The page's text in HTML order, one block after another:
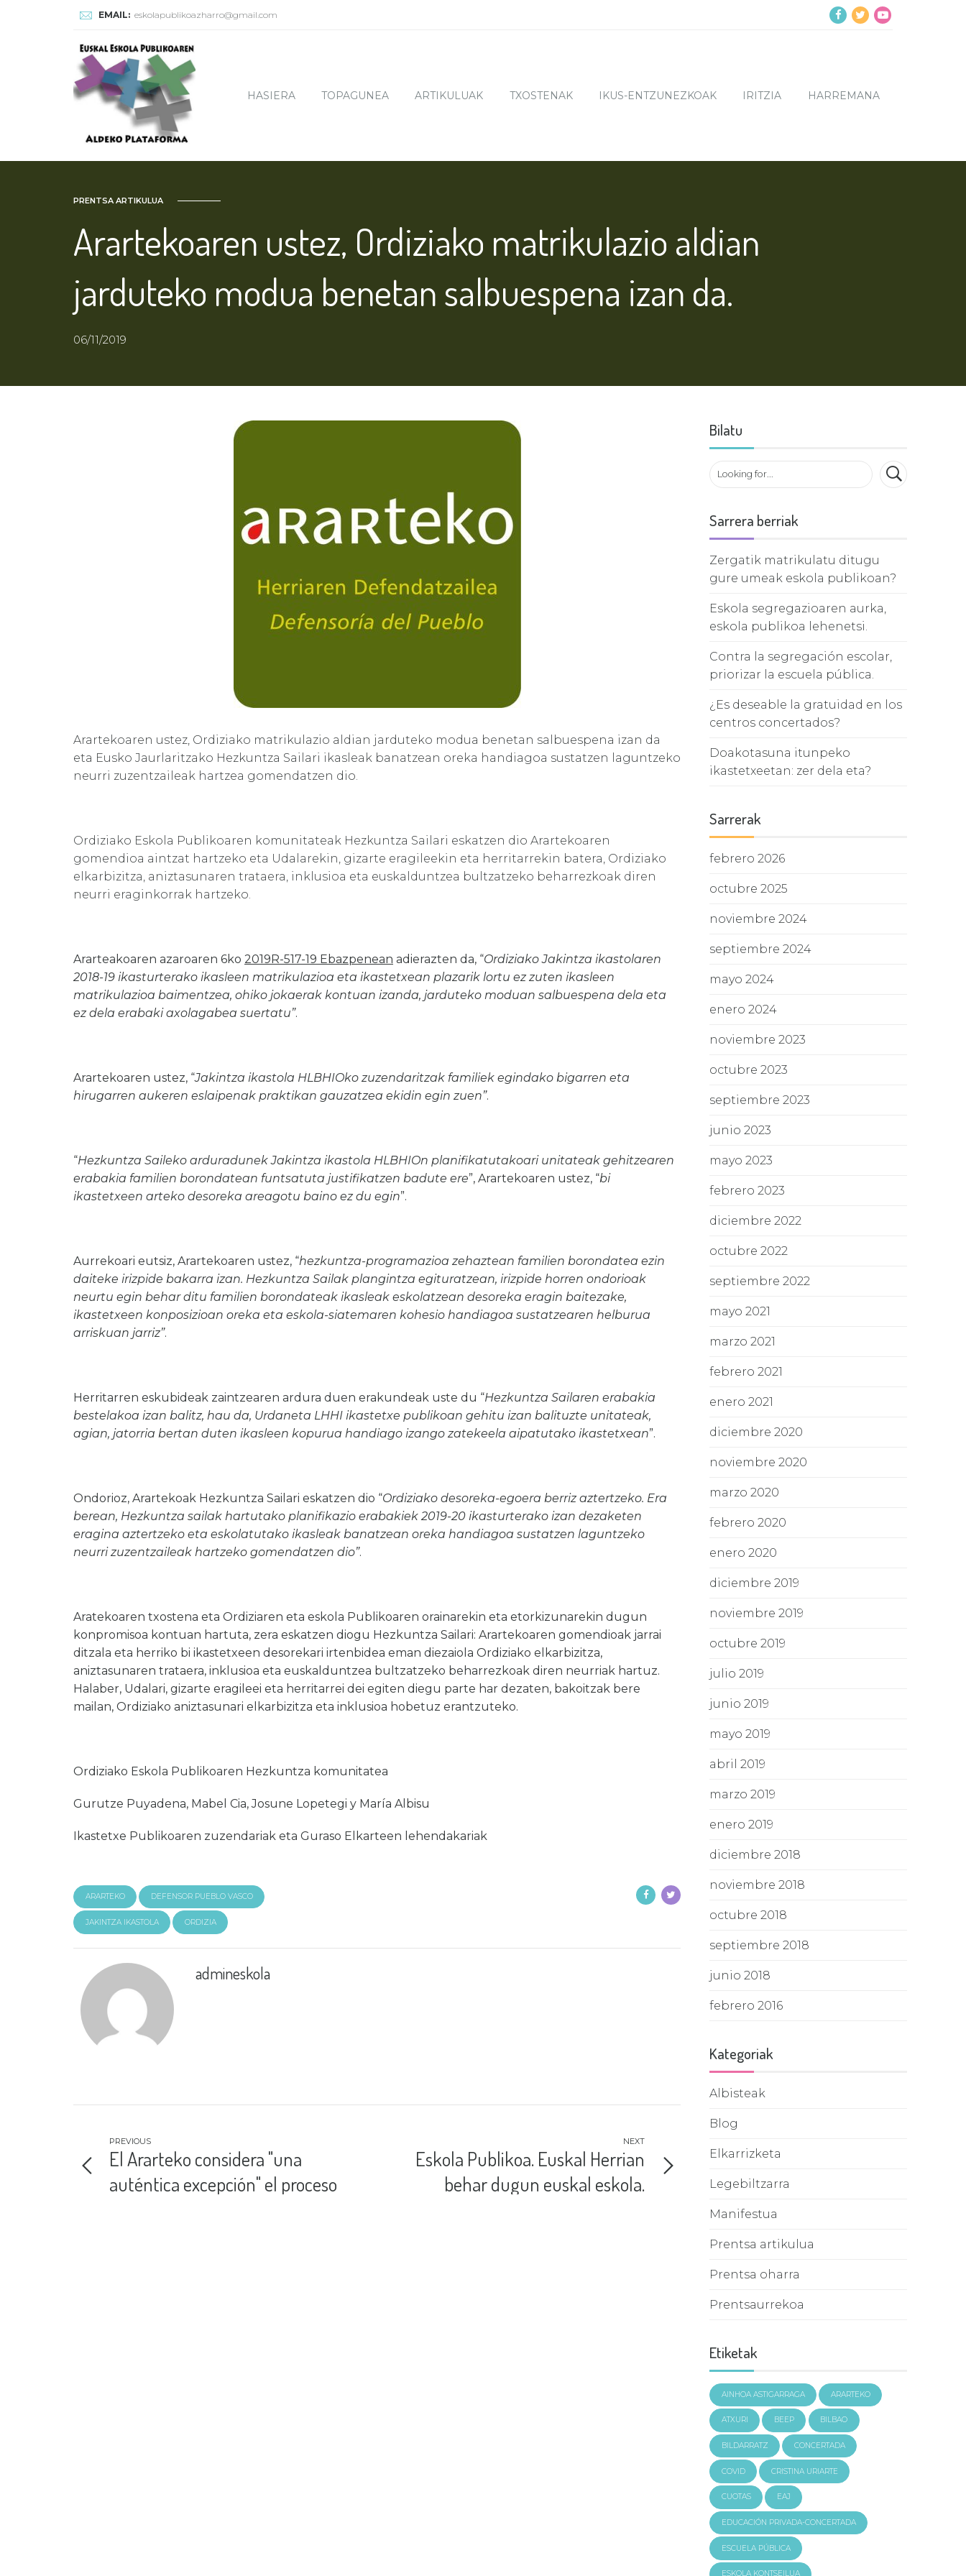
EMAIL: eskolapublikoazharro@gmail.com
HASIERA TOPAGUNEA ARTIKULUAK TXOSTENAK IKUS-ENTZUNEZKOAK IRITZIA HARREMANA
PRENTSA ARTIKULUA
Arartekoaren ustez, Ordiziako matrikulazio aldian
jarduteko modua benetan salbuespena izan da.
06/11/2019
Arartekoaren ustez, Ordiziako matrikulazio aldian jarduteko modua benetan salbuespena izan da
eta Eusko Jaurlaritzako Hezkuntza Sailari ikasleak banatzean oreka handiagoa sustatzen laguntzeko
neurri zuzentzaileak hartzea gomendatzen dio.
Ordiziako Eskola Publikoaren komunitateak Hezkuntza Sailari eskatzen dio Arartekoaren
gomendioa aintzat hartzeko eta Udalarekin, gizarte eragileekin eta herritarrekin batera, Ordiziako
elkarbizitza, aniztasunaren trataera, inklusioa eta euskalduntzea bultzatzeko beharrezkoak diren
neurri eraginkorrak hartzeko.
Ararteakoaren azaroaren 6ko 2019R-517-19 Ebazpenean adierazten da, “Ordiziako Jakintza ikastolaren
2018-19 ikasturterako ikasleen matrikulazioa eta ikastetxean plazarik lortu ez zuten ikasleen
matrikulazioa baimentzea, ohiko jokaerak kontuan izanda, jarduteko moduan salbuespena dela eta
ez dela erabaki axolagabea suertatu”.
Arartekoaren ustez, “Jakintza ikastola HLBHIOko zuzendaritzak familiek egindako bigarren eta
hirugarren aukeren eslaipenak praktikan gauzatzea ekidin egin zuen”.
“Hezkuntza Saileko arduradunek Jakintza ikastola HLBHIOn planifikatutakoari unitateak gehitzearen
erabakia familien borondatean funtsatuta justifikatzen badute ere”, Arartekoaren ustez, “bi
ikastetxeen arteko desoreka areagotu baino ez du egin”.
Aurrekoari eutsiz, Arartekoaren ustez, “hezkuntza-programazioa zehaztean familien borondatea ezin
daiteke irizpide bakarra izan. Hezkuntza Sailak plangintza egituratzean, irizpide horren ondorioak
neurtu egin behar ditu familien borondateak ikasleak eskolatzean desoreka eragin baitezake,
ikastetxeen konposizioan oreka eta eskola-siatemaren kohesio handiagoa sustatzearen helburua
arriskuan jarriz”.
Herritarren eskubideak zaintzearen ardura duen erakundeak uste du “Hezkuntza Sailaren erabakia
bestelakoa izan balitz, hau da, Urdaneta LHHI ikastetxe publikoan gehitu izan balituzte unitateak,
agian, jatorria bertan duten ikasleen kopurua handiago izango zatekeela aipatutako ikastetxean”.
Ondorioz, Arartekoak Hezkuntza Sailari eskatzen dio “Ordiziako desoreka-egoera berriz aztertzeko. Era
berean, Hezkuntza sailak hartutako planifikazio erabakiek 2019-20 ikasturterako izan dezaketen
eragina aztertzeko eta eskolatutako ikasleak banatzean oreka handiagoa sustatzen laguntzeko
neurri zuzentzaileak hartzeko gomendatzen dio”.
Aratekoaren txostena eta Ordiziaren eta eskola Publikoaren orainarekin eta etorkizunarekin dugun
konpromisoa kontuan hartuta, zera eskatzen diogu Hezkuntza Sailari: Arartekoaren gomendioak jarrai
ditzala eta herriko bi ikastetxeen desorekari irtenbidea eman diezaiola Ordiziako elkarbizitza,
aniztasunaren trataera, inklusioa eta euskalduntzea bultzatzeko beharrezkoak diren neurriak hartuz.
Halaber, Udalari, gizarte eragileei eta herritarrei dei egiten diegu parte har dezaten, bakoitzak bere
mailan, Ordiziako aniztasunari elkarbizitza eta inklusioa hobetuz erantzuteko.
Ordiziako Eskola Publikoaren Hezkuntza komunitatea
Gurutze Puyadena, Mabel Cia, Josune Lopetegi y María Albisu
Ikastetxe Publikoaren zuzendariak eta Guraso Elkarteen lehendakariak
ARARTEKO DEFENSOR PUEBLO VASCO
JAKINTZA IKASTOLA ORDIZIA
admineskola
PREVIOUS
El Ararteko considera "una
auténtica excepción" el proceso
NEXT
Eskola Publikoa. Euskal Herrian
behar dugun euskal eskola.
Bilatu
Sarrera berriak
Zergatik matrikulatu ditugu
gure umeak eskola publikoan?
Eskola segregazioaren aurka,
eskola publikoa lehenetsi.
Contra la segregación escolar,
priorizar la escuela pública.
¿Es deseable la gratuidad en los
centros concertados?
Doakotasuna itunpeko
ikastetxeetan: zer dela eta?
Sarrerak
febrero 2026
octubre 2025
noviembre 2024
septiembre 2024
mayo 2024
enero 2024
noviembre 2023
octubre 2023
septiembre 2023
junio 2023
mayo 2023
febrero 2023
diciembre 2022
octubre 2022
septiembre 2022
mayo 2021
marzo 2021
febrero 2021
enero 2021
diciembre 2020
noviembre 2020
marzo 2020
febrero 2020
enero 2020
diciembre 2019
noviembre 2019
octubre 2019
julio 2019
junio 2019
mayo 2019
abril 2019
marzo 2019
enero 2019
diciembre 2018
noviembre 2018
octubre 2018
septiembre 2018
junio 2018
febrero 2016
Kategoriak
Albisteak
Blog
Elkarrizketa
Legebiltzarra
Manifestua
Prentsa artikulua
Prentsa oharra
Prentsaurrekoa
Etiketak
AINHOA ASTIGARRAGA ARARTEKO
ATXURI BEEP BILBAO
BILDARRATZ CONCERTADA
COVID CRISTINA URIARTE
CUOTAS EAJ
EDUCACIÓN PRIVADA-CONCERTADA
ESCUELA PÚBLICA
ESKOLA KONTSEILUA